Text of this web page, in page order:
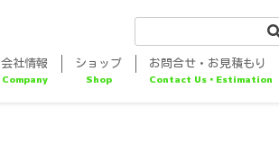
会社情報 ショップ お問合せ・お見積もり